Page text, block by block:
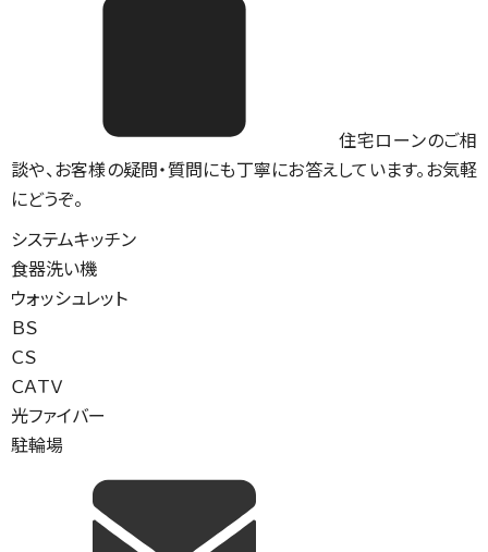
住宅ローンのご相
談や、お客様の疑問・質問にも丁寧にお答えしています。お気軽
にどうぞ。
システムキッチン
食器洗い機
ウォッシュレット
ＢＳ
ＣＳ
ＣＡＴＶ
光ファイバー
駐輪場